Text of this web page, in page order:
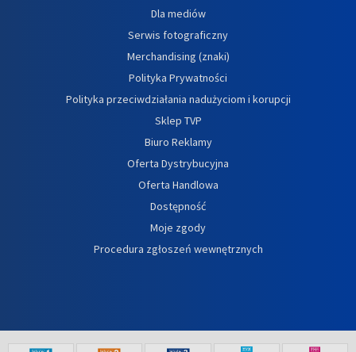
Dla mediów
Serwis fotograficzny
Merchandising (znaki)
Polityka Prywatności
Polityka przeciwdziałania nadużyciom i korupcji
Sklep TVP
Biuro Reklamy
Oferta Dystrybucyjna
Oferta Handlowa
Dostępność
Moje zgody
Procedura zgłoszeń wewnętrznych